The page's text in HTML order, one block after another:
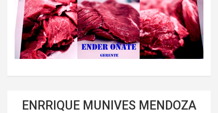
ENRRIQUE MUNIVES MENDOZA